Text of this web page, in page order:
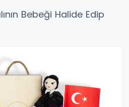
Bebeği Halide Edip